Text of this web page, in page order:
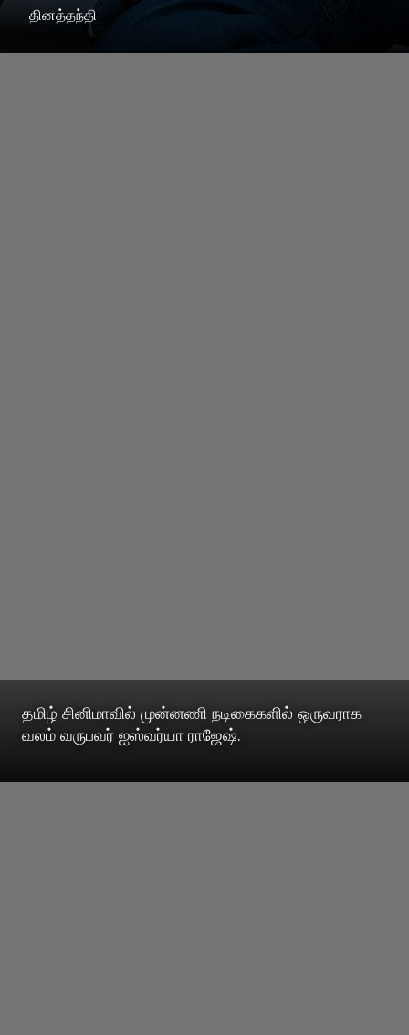
தினத்தந்தி
தமிழ் சினிமாவில் முன்னணி நடிகைகளில் ஒருவராக
வலம் வருபவர் ஐஸ்வர்யா ராஜேஷ்.